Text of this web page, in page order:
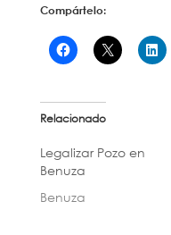
Compártelo:
Relacionado
Legalizar Pozo en
Benuza
Benuza